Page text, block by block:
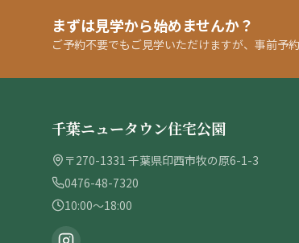
まずは見学から始めませんか？
ご予約不要でもご見学いただけますが、事前予
千葉ニュータウン住宅公園
〒270-1331 千葉県印西市牧の原6-1-3
0476-48-7320
10:00〜18:00